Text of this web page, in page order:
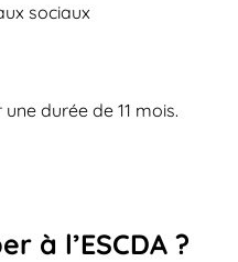
sociaux
durée de 11 mois.
à l’ESCDA ?